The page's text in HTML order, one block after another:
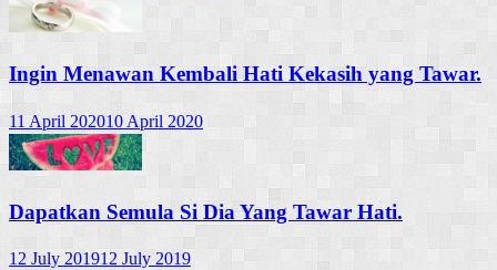
Ingin Menawan Kembali Hati Kekasih yang Tawar.
11 April 202010 April 2020
Dapatkan Semula Si Dia Yang Tawar Hati.
12 July 201912 July 2019